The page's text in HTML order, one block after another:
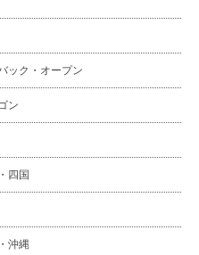
ック・オープン
ン
四国
沖縄